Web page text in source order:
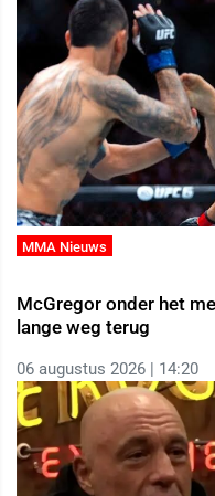
MMA Nieuws
McGregor onder het
lange weg terug
06 augustus 2026 | 14:20